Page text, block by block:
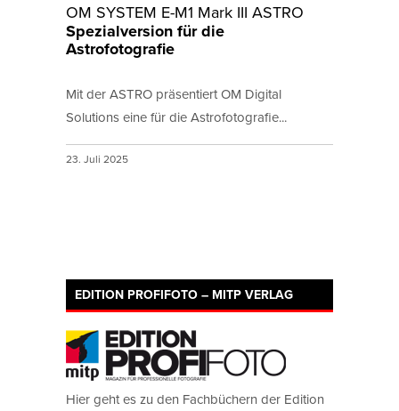
OM SYSTEM E-M1 Mark III ASTRO
Spezialversion für die
Astrofotografie
Mit der ASTRO präsentiert OM Digital
Solutions eine für die Astrofotografie...
23. Juli 2025
EDITION PROFIFOTO – MITP VERLAG
Hier geht es zu den Fachbüchern der Edition